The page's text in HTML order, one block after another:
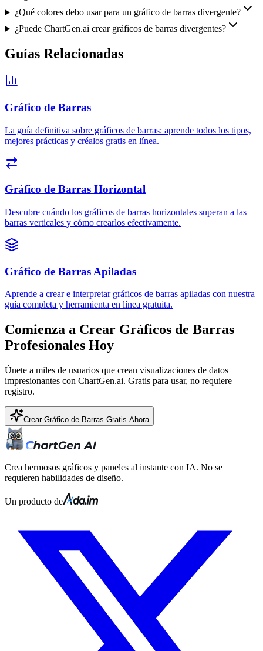
¿Qué colores debo usar para un gráfico de barras divergente?
¿Puede ChartGen.ai crear gráficos de barras divergentes?
Guías Relacionadas
Gráfico de Barras
La guía definitiva sobre gráficos de barras: aprende todos los tipos,
mejores prácticas y créalos gratis en línea.
Gráfico de Barras Horizontal
Descubre cuándo los gráficos de barras horizontales superan a las
barras verticales y cómo crearlos efectivamente.
Gráfico de Barras Apiladas
Aprende a crear e interpretar gráficos de barras apiladas con nuestra
guía completa y herramienta en línea gratuita.
Comienza a Crear Gráficos de Barras
Profesionales Hoy
Únete a miles de usuarios que crean visualizaciones de datos
impresionantes con ChartGen.ai. Gratis para usar, no requiere
registro.
Crear Gráfico de Barras Gratis Ahora
Crea hermosos gráficos y paneles al instante con IA. No se
requieren habilidades de diseño.
Un producto de